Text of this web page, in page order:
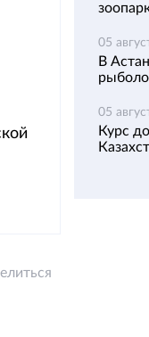
05
В
05
Курс